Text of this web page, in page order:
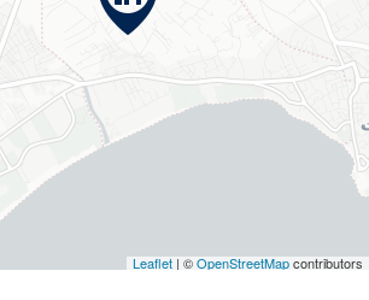
Leaflet|©OpenStreetMapcontributors